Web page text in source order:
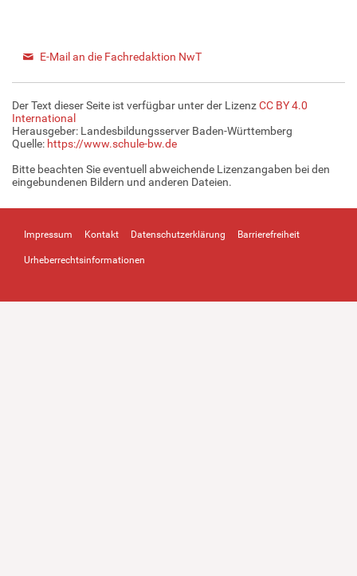
E-Mail an die Fachredaktion NwT
Der Text dieser Seite ist verfügbar unter der LizenzCC BY 4.0
International
Herausgeber: Landesbildungsserver Baden-Württemberg
Quelle: https://www.schule-bw.de
Bitte beachten Sie eventuell abweichende Lizenzangaben bei den
eingebundenen Bildern und anderen Dateien.
Impressum Kontakt Datenschutzerklärung Barrierefreiheit
Urheberrechtsinformationen